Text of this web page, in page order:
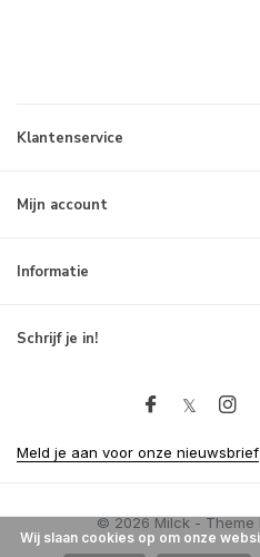
Klantenservice
Mijn account
Informatie
Schrijf je in!
Meld je aan voor onze nieuwsbrief
© 2026 Milck - Theme
Wij slaan cookies op om onze